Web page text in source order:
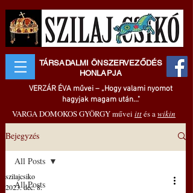
TÁRSADALMI ÖNSZERVEZŐDÉS
HONLAPJA
VERZÁR ÉVA művei – „Hogy valami nyomot
hagyjak magam után..."
VARGA DOMOKOS GYÖRGY művei ittés awikin
Bejegyzés
All Posts
All Posts
szilajcsiko
2023. dec. 8.